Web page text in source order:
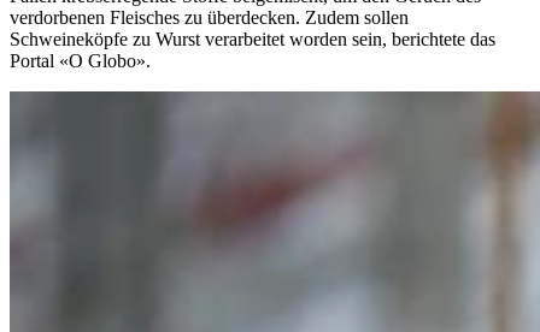
verdorbenen Fleisches zu überdecken. Zudem sollen
Schweineköpfe zu Wurst verarbeitet worden sein, berichtete das
Portal «O Globo».